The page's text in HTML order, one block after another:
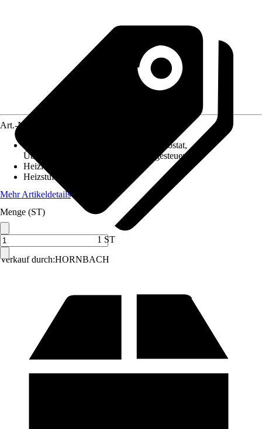
Verkauf durch:HORNBACH
Art.-Nr.
Remote Steuerung, Thermostat,
Überhitzungsschutz, Dimmbar, Zeitgesteuert
Heizleistung
Heizstufen
Mehr Artikeldetails
Menge (ST)
1 ST